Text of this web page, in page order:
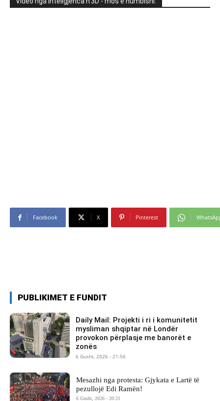
Facebook X Pinterest
PUBLIKIMET E FUNDIT
Daily Mail: Projekti i ri i komunitetit
mysliman shqiptar në Londër
provokon përplasje me banorët e
zonës
6 Gusht, 2026 - 21:56
Mesazhi nga protesta: Gjykata e Lartë të
pezullojë Edi Ramën!
6 Gusht, 2026 - 20:21